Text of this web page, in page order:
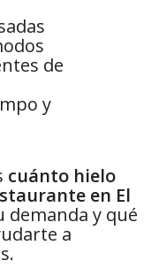
de
y
cuánto hielo
en El
demanda y qué
a